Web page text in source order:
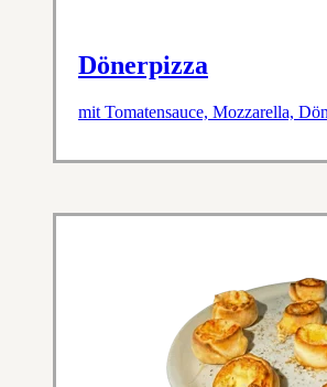
Dönerpizza
mit Tomatensauce, Mozzarella,